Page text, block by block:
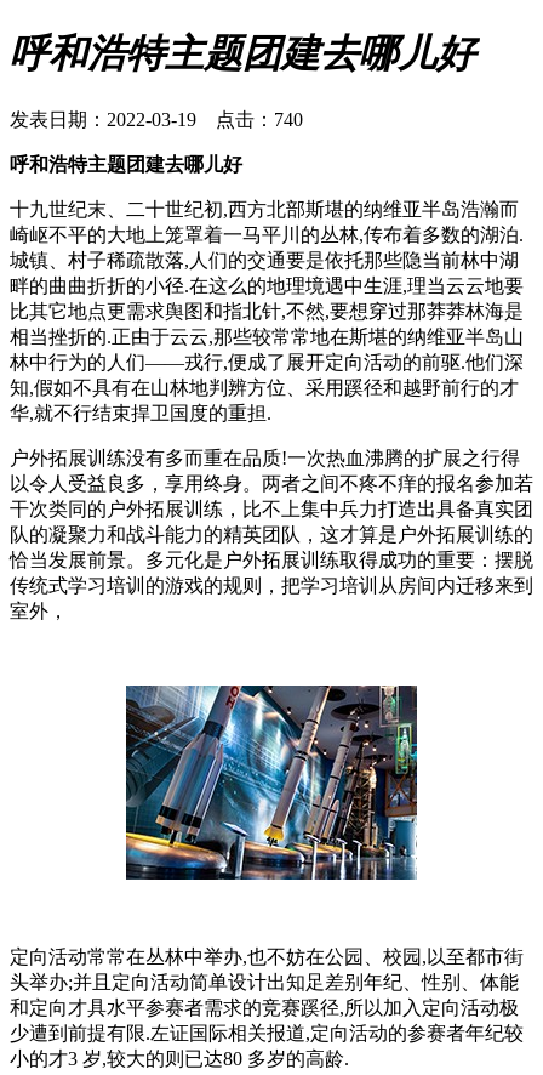
呼和浩特主题团建去哪儿好
发表日期：2022-03-19 点击：740
呼和浩特主题团建去哪儿好
十九世纪末、二十世纪初,西方北部斯堪的纳维亚半岛浩瀚而
崎岖不平的大地上笼罩着一马平川的丛林,传布着多数的湖泊.
城镇、村子稀疏散落,人们的交通要是依托那些隐当前林中湖
畔的曲曲折折的小径.在这么的地理境遇中生涯,理当云云地要
比其它地点更需求舆图和指北针,不然,要想穿过那莽莽林海是
相当挫折的.正由于云云,那些较常常地在斯堪的纳维亚半岛山
林中行为的人们——戎行,便成了展开定向活动的前驱.他们深
知,假如不具有在山林地判辨方位、采用蹊径和越野前行的才
华,就不行结束捍卫国度的重担.
户外拓展训练没有多而重在品质!一次热血沸腾的扩展之行得
以令人受益良多，享用终身。两者之间不疼不痒的报名参加若
干次类同的户外拓展训练，比不上集中兵力打造出具备真实团
队的凝聚力和战斗能力的精英团队，这才算是户外拓展训练的
恰当发展前景。多元化是户外拓展训练取得成功的重要：摆脱
传统式学习培训的游戏的规则，把学习培训从房间内迁移来到
室外，
定向活动常常在丛林中举办,也不妨在公园、校园,以至都市街
头举办;并且定向活动简单设计出知足差别年纪、性别、体能
和定向才具水平参赛者需求的竞赛蹊径,所以加入定向活动极
少遭到前提有限.左证国际相关报道,定向活动的参赛者年纪较
小的才3 岁,较大的则已达80 多岁的高龄.